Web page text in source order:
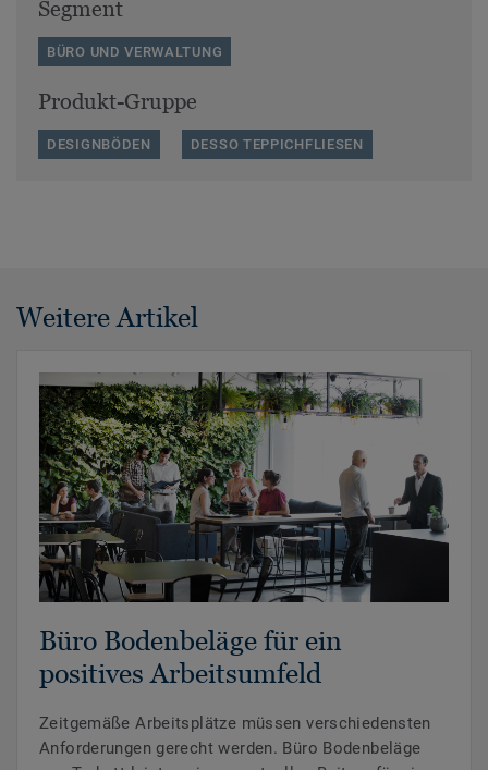
Segment
BÜRO UND VERWALTUNG
Produkt-Gruppe
DESIGNBÖDEN DESSO TEPPICHFLIESEN
Weitere Artikel
Büro Bodenbeläge für ein
positives Arbeitsumfeld
Zeitgemäße Arbeitsplätze müssen verschiedensten
Anforderungen gerecht werden. Büro Bodenbeläge